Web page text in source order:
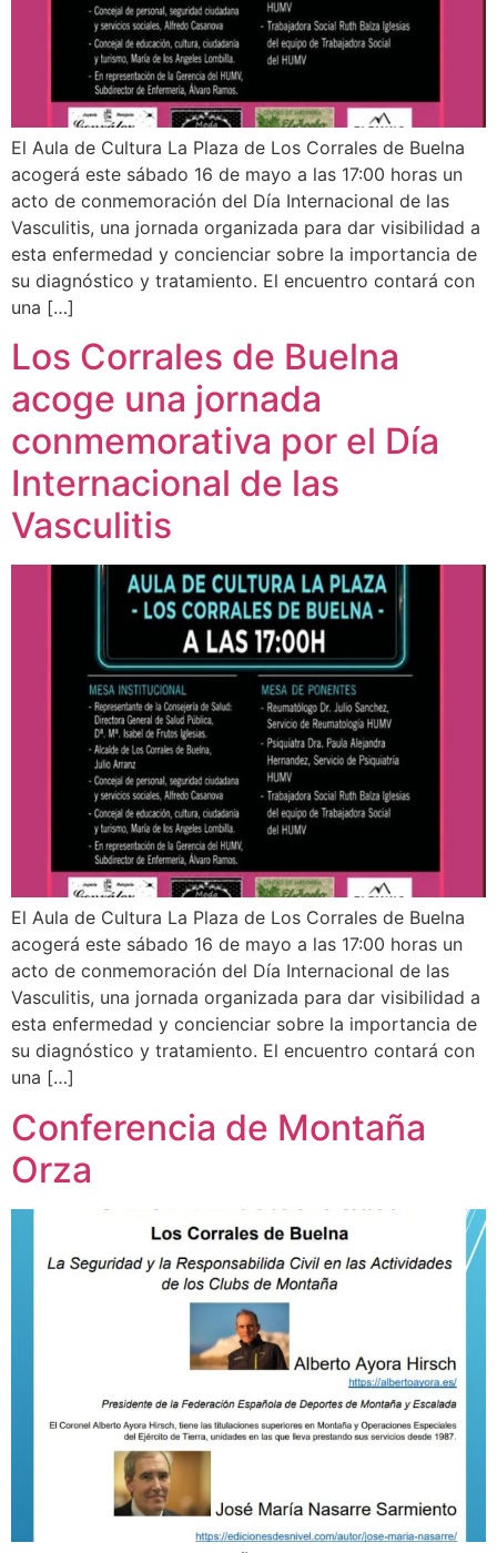
El Aula de Cultura La Plaza de Los Corrales de Buelna
acogerá este sábado 16 de mayo a las 17:00 horas un
acto de conmemoración del Día Internacional de las
Vasculitis, una jornada organizada para dar visibilidad a
esta enfermedad y concienciar sobre la importancia de
su diagnóstico y tratamiento. El encuentro contará con
una […]
Los Corrales de Buelna
acoge una jornada
conmemorativa por el Día
Internacional de las
Vasculitis
El Aula de Cultura La Plaza de Los Corrales de Buelna
acogerá este sábado 16 de mayo a las 17:00 horas un
acto de conmemoración del Día Internacional de las
Vasculitis, una jornada organizada para dar visibilidad a
esta enfermedad y concienciar sobre la importancia de
su diagnóstico y tratamiento. El encuentro contará con
una […]
Conferencia de Montaña
Orza